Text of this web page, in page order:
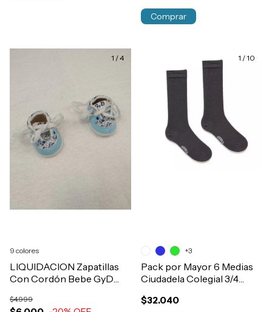
Comprar
1 /4
LIQUIDACION Zapatillas
Con Cordón Bebe GyD
$4.999
9 colores
1 /10
Pack por Mayor 6 Medias
Ciudadela Colegial 3/4
Art.4730
$32.040
+3